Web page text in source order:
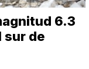
6.3
sur de